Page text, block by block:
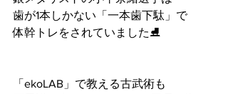
歯が1本しかない「一本歯下駄」で
体幹トレをされていました⛸
「ekoLAB」で教える古武術も